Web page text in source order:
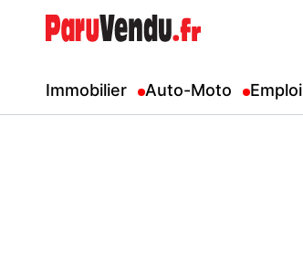
Immobilier Auto-Moto Emploi